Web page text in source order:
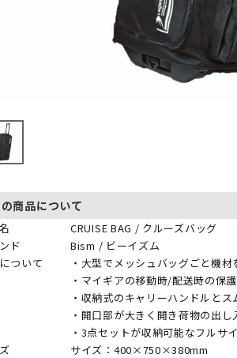
商品について
CRUISE BAG / クルーズバッグ
ド
Bism / ビーイズム
ついて
・大型でメッシュバッグごと機材
・マイギアの移動時/配送時の保
・収納式のキャリーハンドルとス
・開口部が大きく開き荷物の出し
・3点セットが収納可能なフルサ
サイズ：400×750×380mm